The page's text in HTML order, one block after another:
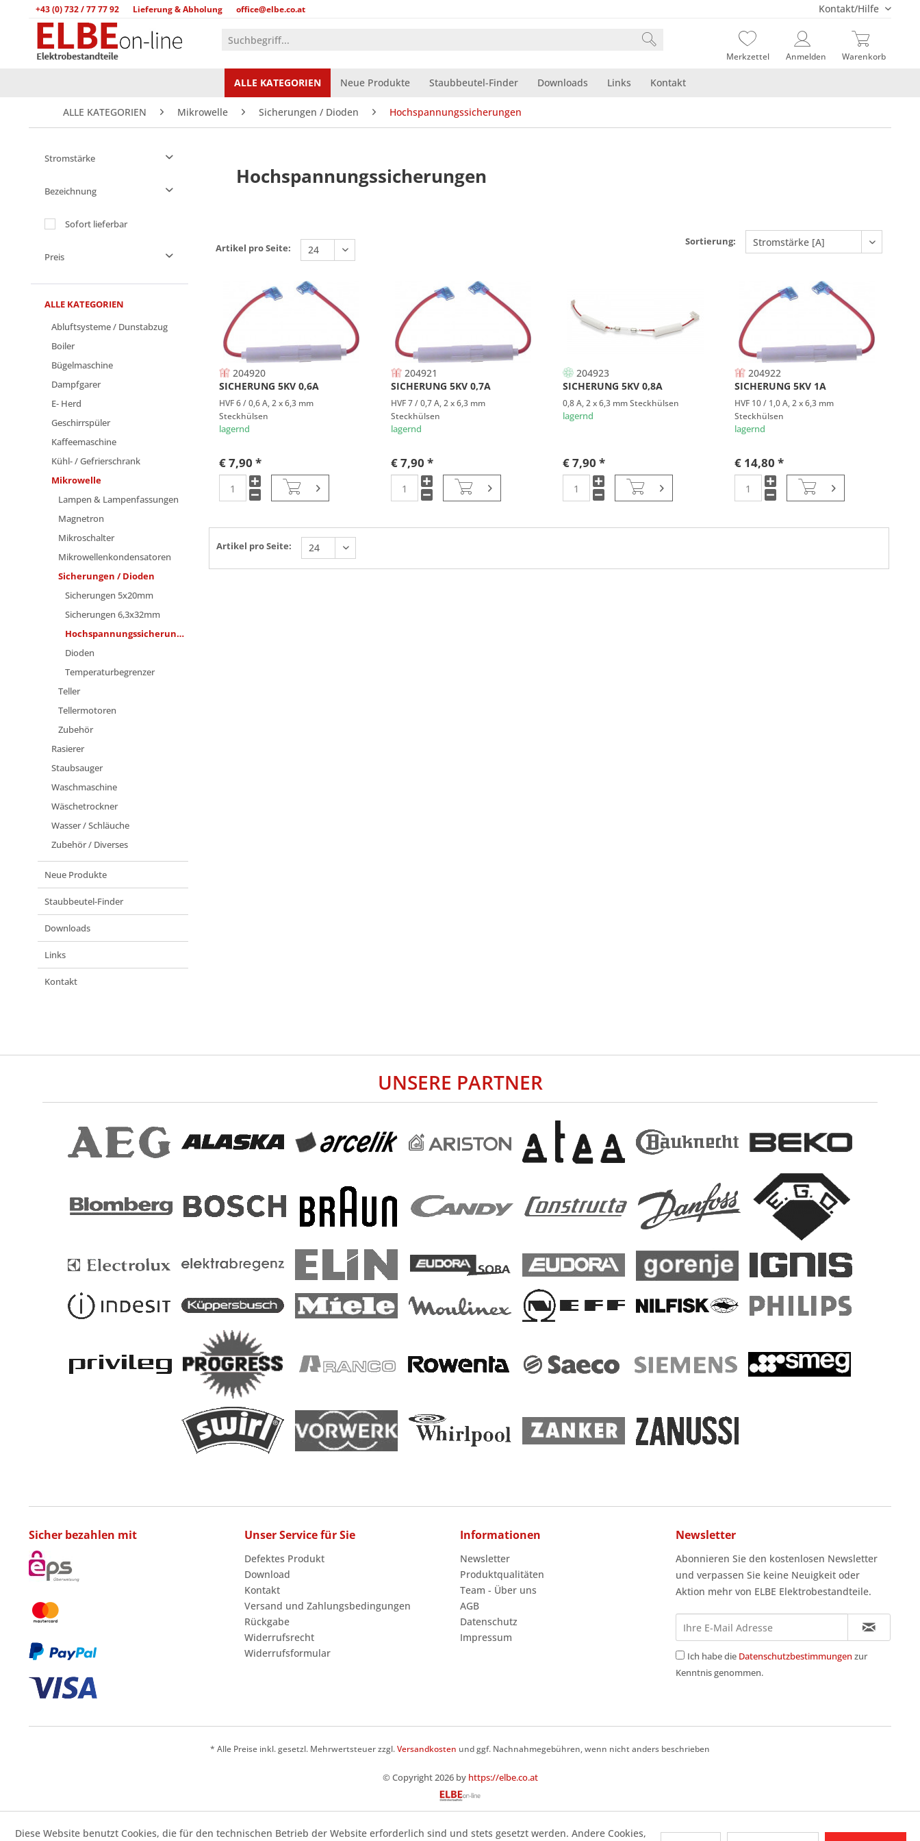
+43 (0) 732 / 77 77 92 Lieferung & Abholung office@elbe.co.at Kontakt/Hilfe
Merkzettel Anmelden Warenkorb
ALLE KATEGORIEN Neue Produkte Staubbeutel-Finder Downloads Links Kontakt
ALLE KATEGORIEN Mikrowelle Sicherungen / Dioden Hochspannungssicherungen
Stromstärke
0,6 A
0,8 A
Bezeichnung
HVF10
Sofort lieferbar
Preis
von€ 7,90bis
ALLE KATEGORIEN
Abluftsysteme / Dunstabzug
Boiler
Bügelmaschine
Dampfgarer
E- Herd
Geschirrspüler
Kaffeemaschine
Kühl- / Gefrierschrank
Mikrowelle
Lampen & Lampenfassungen
Magnetron
Mikroschalter
Mikrowellenkondensatoren
Sicherungen / Dioden
Sicherungen 5x20mm
Sicherungen 6,3x32mm
Hochspannungssicherungen
Dioden
Temperaturbegrenzer
Teller
Tellermotoren
Zubehör
Rasierer
Staubsauger
Waschmaschine
Wäschetrockner
Wasser / Schläuche
Zubehör / Diverses
Neue Produkte
Staubbeutel-Finder
Downloads
Links
Kontakt
Hochspannungssicherungen
Artikel pro Seite:
Sortierung:
204920
SICHERUNG 5KV 0,6A
HVF 6 / 0,6 A, 2 x 6,3 mm
Steckhülsen
lagernd
€ 7,90 *
204921
SICHERUNG 5KV 0,7A
HVF 7 / 0,7 A, 2 x 6,3 mm
Steckhülsen
lagernd
€ 7,90 *
204923
SICHERUNG 5KV 0,8A
0,8 A, 2 x 6,3 mm Steckhülsen
lagernd
€ 7,90 *
204922
SICHERUNG 5KV 1A
HVF 10 / 1,0 A, 2 x 6,3 mm
Steckhülsen
lagernd
€ 14,80 *
Artikel pro Seite:
UNSERE PARTNER
Sicher bezahlen mit Unser Service für Sie
Defektes Produkt
Download
Kontakt
Versand und Zahlungsbedingungen
Rückgabe
Widerrufsrecht
Widerrufsformular
Informationen
Newsletter
Produktqualitäten
Team - Über uns
AGB
Datenschutz
Impressum
Newsletter
Abonnieren Sie den kostenlosen Newsletter
und verpassen Sie keine Neuigkeit oder
Aktion mehr von ELBE Elektrobestandteile.
Ich habe die Datenschutzbestimmungen zur
Kenntnis genommen.
* Alle Preise inkl. gesetzl. Mehrwertsteuer zzgl.Versandkosten und ggf. Nachnahmegebühren, wenn nicht anders beschrieben
© Copyright 2026 by https://elbe.co.at
Diese Website benutzt Cookies, die für den technischen Betrieb der Website erforderlich sind und stets gesetzt werden. Andere Cookies,